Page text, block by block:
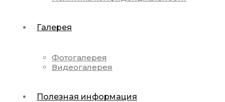
Галерея
Фотогалерея
Видеогалерея
Полезная информация